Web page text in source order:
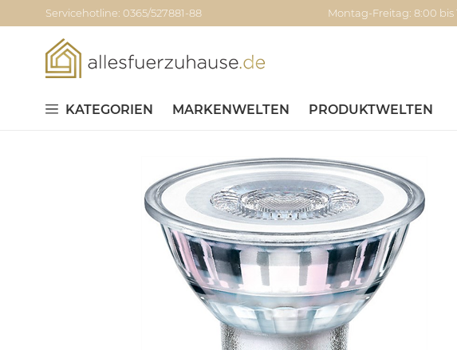
Servicehotline: 0365/527881-88 Montag-Freitag: 8:00 bis
KATEGORIEN MARKENWELTEN PRODUKTWELTEN